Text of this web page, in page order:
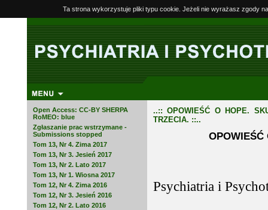
Ta strona wykorzystuje pliki typu cookie. Jeżeli nie wyrażasz zgody
Open Access: CC-BY SHERPA
RoMEO: blue
Zgłaszanie prac wstrzymane -
Submissions stopped
Tom 13, Nr 4. Zima 2017
Tom 13, Nr 3. Jesień 2017
Tom 13, Nr 2. Lato 2017
Tom 13, Nr 1. Wiosna 2017
Tom 12, Nr 4. Zima 2016
Tom 12, Nr 3. Jesień 2016
Tom 12, Nr 2. Lato 2016
..:: OPOWIEŚĆ O HOPE.
TRZECIA. ::..
OPOWIEŚĆ
Psychiatria i